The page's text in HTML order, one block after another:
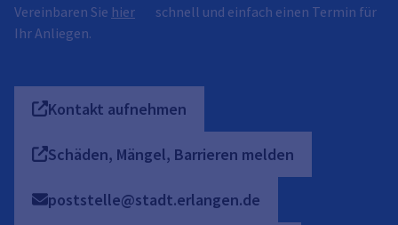
Vereinbaren Sie hier
schnell und einfach einen Termin für
Ihr Anliegen.
Kontakt aufnehmen
Schäden, Mängel, Barrieren melden
poststelle@stadt.erlangen.de